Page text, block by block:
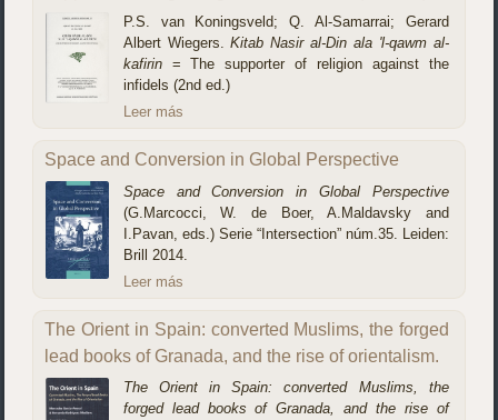
P.S. van Koningsveld; Q. Al-Samarrai; Gerard
Albert Wiegers.Kitab Nasir al-Din ala 'l-qawm al-
kafirin= The supporter of religion against the
infidels (2nd ed.)
Leer más
Space and Conversion in Global Perspective
Space and Conversion in Global Perspective
(G.Marcocci, W. de Boer, A.Maldavsky and
I.Pavan, eds.) Serie “Intersection” núm.35. Leiden:
Brill 2014.
Leer más
The Orient in Spain: converted Muslims, the forged
lead books of Granada, and the rise of orientalism.
The Orient in Spain: converted Muslims, the
forged lead books of Granada, and the rise of